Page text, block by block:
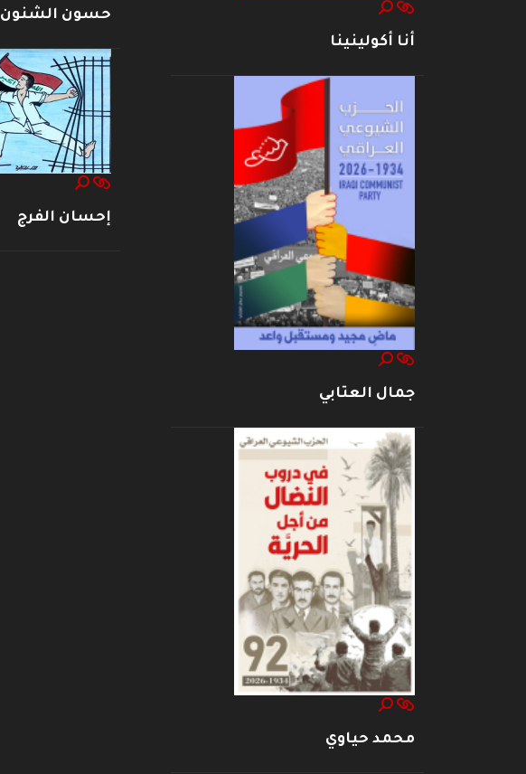
أنا أكولينينا
جمال العتابي
محمد حياوي
حسون الشنون
إحسان الفرج